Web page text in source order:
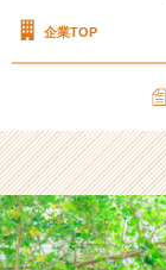
企業TOP